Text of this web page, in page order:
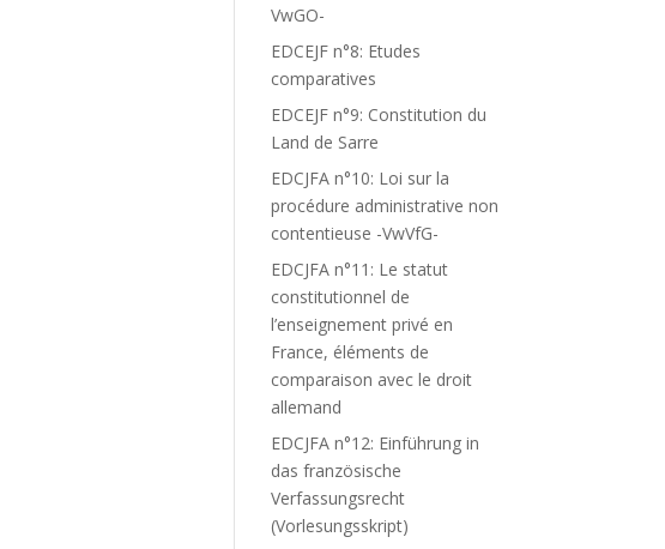
VwGO-
EDCEJF n°8: Etudes
comparatives
EDCEJF n°9: Constitution du
Land de Sarre
EDCJFA n°10: Loi sur la
procédure administrative non
contentieuse -VwVfG-
EDCJFA n°11: Le statut
constitutionnel de
l’enseignement privé en
France, éléments de
comparaison avec le droit
allemand
EDCJFA n°12: Einführung in
das französische
Verfassungsrecht
(Vorlesungsskript)